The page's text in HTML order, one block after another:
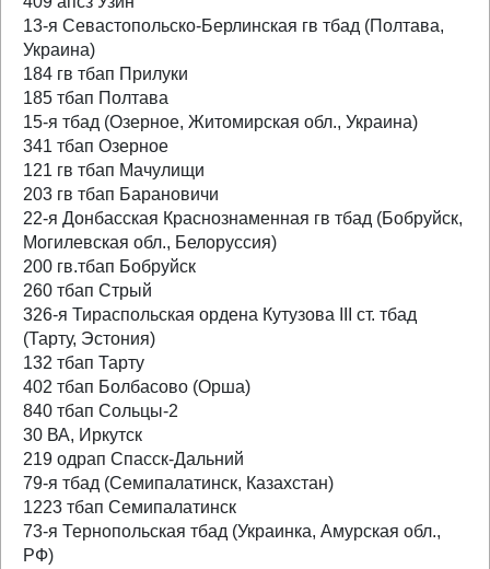
13-я Севастопольско-Берлинская гв тбад (Полтава,
Украина)
184 гв тбап Прилуки
185 тбап Полтава
15-я тбад (Озерное, Житомирская обл., Украина)
341 тбап Озерное
121 гв тбап Мачулищи
203 гв тбап Барановичи
22-я Донбасская Краснознаменная гв тбад (Бобруйск,
Могилевская обл., Белоруссия)
200 гв.тбап Бобруйск
260 тбап Стрый
326-я Тираспольская ордена Кутузова III ст. тбад
(Тарту, Эстония)
132 тбап Тарту
402 тбап Болбасово (Орша)
840 тбап Сольцы-2
30 ВА, Иркутск
219 одрап Спасск-Дальний
79-я тбад (Семипалатинск, Казахстан)
1223 тбап Семипалатинск
73-я Тернопольская тбад (Украинка, Амурская обл.,
РФ)